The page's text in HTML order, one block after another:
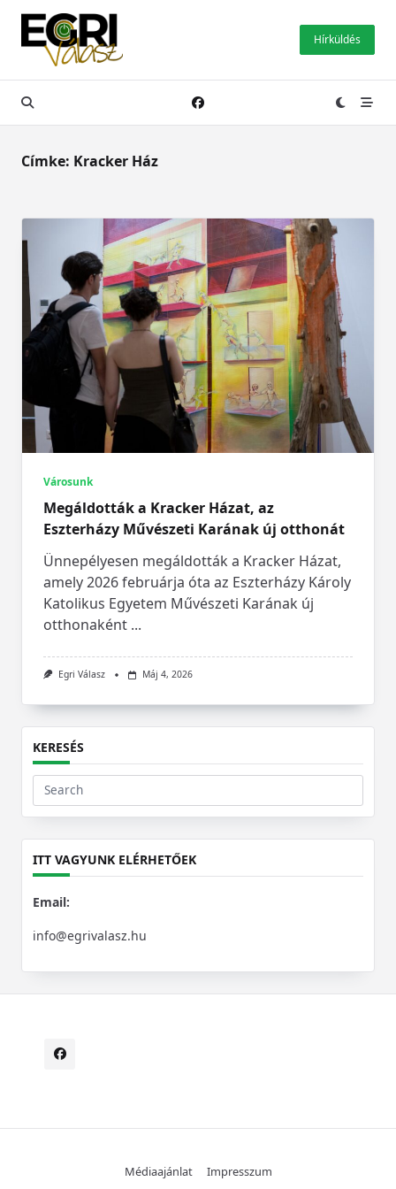
Skip
content
Hírküldés
Címke: Kracker Ház
Városunk
Megáldották a Kracker Házat, az
Eszterházy Művészeti Karának új otthonát
Ünnepélyesen megáldották a Kracker Házat,
amely 2026 februárja óta az Eszterházy Károly
Katolikus Egyetem Művészeti Karának új
otthonaként ...
Egri Válasz Máj 4, 2026
KERESÉS
Search
for:
ITT VAGYUNK ELÉRHETŐEK
Email:
info@egrivalasz.hu
Médiaajánlat Impresszum